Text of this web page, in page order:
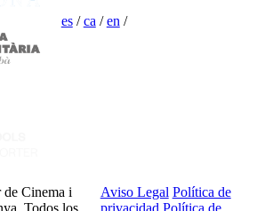
es/ca /en /
Cinema i
Aviso Legal Política de